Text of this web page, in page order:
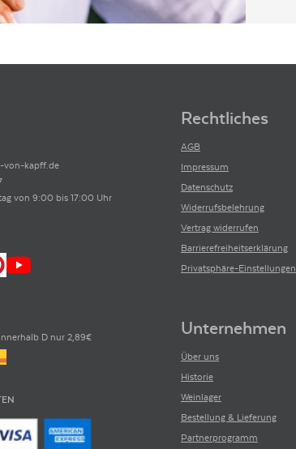
von-kapff.de
von 9:00 bis 17:00 Uhr
D nur 2,89€
Rechtliches
AGB
Impressum
Datenschutz
Widerrufsbelehrung
Vertrag widerrufen
Barrierefreiheitserklärung
Privatsphäre-Einstellungen
Unternehmen
Über uns
Historie
Weinlager
Bestellung & Lieferung
Partnerprogramm